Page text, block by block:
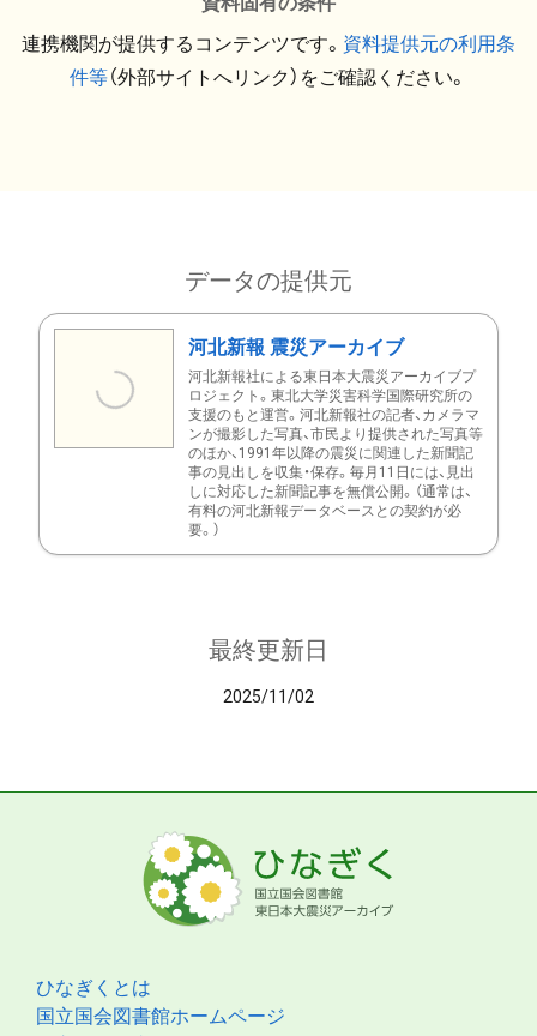
連携機関が提供するコンテンツです。 資料提供元の利用条
件等（外部サイトへリンク）をご確認ください。
データの提供元
河北新報 震災アーカイブ
河北新報社による東日本大震災アーカイブプ
ロジェクト。東北大学災害科学国際研究所の
支援のもと運営。河北新報社の記者、カメラマ
ンが撮影した写真、市民より提供された写真等
のほか、1991年以降の震災に関連した新聞記
事の見出しを収集・保存。毎月11日には、見出
しに対応した新聞記事を無償公開。（通常は、
有料の河北新報データベースとの契約が必
要。）
最終更新日
2025/11/02
ひなぎくとは
国立国会図書館ホームページ